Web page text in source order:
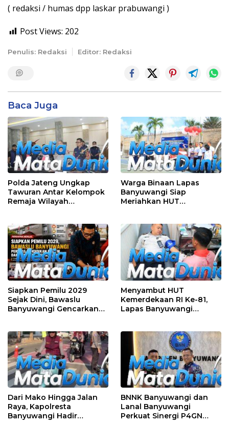
( redaksi / humas dpp laskar prabuwangi )
Post Views: 202
Penulis: Redaksi Editor: Redaksi
Baca Juga
Polda Jateng Ungkap
Tawuran Antar Kelompok
Remaja Wilayah
Warga Binaan Lapas
Banyuwangi Siap
Meriahkan HUT
Perlombaan
Siapkan Pemilu 2029
Sejak Dini, Bawaslu
Banyuwangi Gencarkan
Menyambut HUT
Kemerdekaan RI Ke-81,
Lapas Banyuwangi
Dari Mako Hingga Jalan
Raya, Kapolresta
Banyuwangi Hadir
BNNK Banyuwangi dan
Lanal Banyuwangi
Perkuat Sinergi P4GN